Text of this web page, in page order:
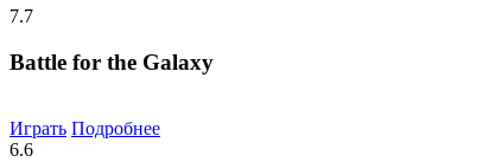
7.7
Battle for the Galaxy
Играть Подробнее
6.6